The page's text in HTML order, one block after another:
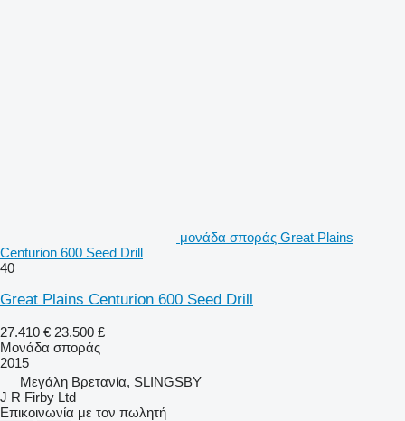
μονάδα σποράς Great Plains
Centurion 600 Seed Drill
40
Great Plains Centurion 600 Seed Drill
27.410 € 23.500 £
Μονάδα σποράς
2015
Μεγάλη Βρετανία, SLINGSBY
J R Firby Ltd
Επικοινωνία με τον πωλητή